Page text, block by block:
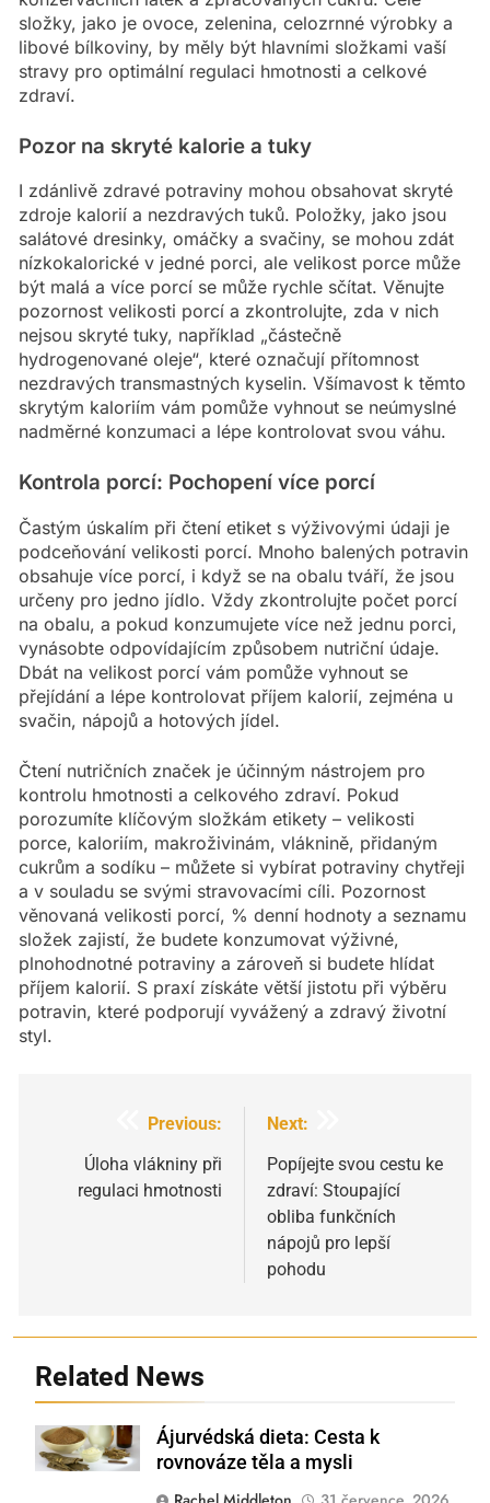
složky, jako je ovoce, zelenina, celozrnné výrobky a
libové bílkoviny, by měly být hlavními složkami vaší
stravy pro optimální regulaci hmotnosti a celkové
zdraví.
Pozor na skryté kalorie a tuky
I zdánlivě zdravé potraviny mohou obsahovat skryté
zdroje kalorií a nezdravých tuků. Položky, jako jsou
salátové dresinky, omáčky a svačiny, se mohou zdát
nízkokalorické v jedné porci, ale velikost porce může
být malá a více porcí se může rychle sčítat. Věnujte
pozornost velikosti porcí a zkontrolujte, zda v nich
nejsou skryté tuky, například „částečně
hydrogenované oleje“, které označují přítomnost
nezdravých transmastných kyselin. Všímavost k těmto
skrytým kaloriím vám pomůže vyhnout se neúmyslné
nadměrné konzumaci a lépe kontrolovat svou váhu.
Kontrola porcí: Pochopení více porcí
Častým úskalím při čtení etiket s výživovými údaji je
podceňování velikosti porcí. Mnoho balených potravin
obsahuje více porcí, i když se na obalu tváří, že jsou
určeny pro jedno jídlo. Vždy zkontrolujte počet porcí
na obalu, a pokud konzumujete více než jednu porci,
vynásobte odpovídajícím způsobem nutriční údaje.
Dbát na velikost porcí vám pomůže vyhnout se
přejídání a lépe kontrolovat příjem kalorií, zejména u
svačin, nápojů a hotových jídel.
Čtení nutričních značek je účinným nástrojem pro
kontrolu hmotnosti a celkového zdraví. Pokud
porozumíte klíčovým složkám etikety – velikosti
porce, kaloriím, makroživinám, vláknině, přidaným
cukrům a sodíku – můžete si vybírat potraviny chytřeji
a v souladu se svými stravovacími cíli. Pozornost
věnovaná velikosti porcí, % denní hodnoty a seznamu
složek zajistí, že budete konzumovat výživné,
plnohodnotné potraviny a zároveň si budete hlídat
příjem kalorií. S praxí získáte větší jistotu při výběru
potravin, které podporují vyvážený a zdravý životní
styl.
Navigace
příspěvek
Previous:
Úloha vlákniny při
regulaci hmotnosti
Next:
Popíjejte svou cestu ke
zdraví: Stoupající
obliba funkčních
nápojů pro lepší
pohodu
Related News
Shutterstock
Ájurvédská dieta: Cesta k
rovnováze těla a mysli